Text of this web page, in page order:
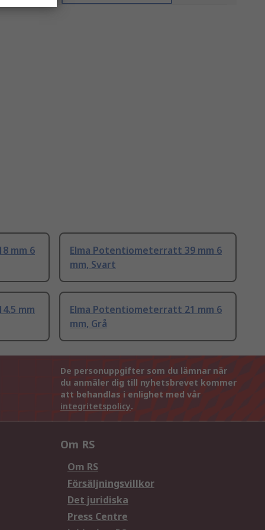
mm 6
Elma Potentiometerratt 39 mm 6
mm, Svart
mm
Elma Potentiometerratt 21 mm 6
mm, Grå
De personuppgifter som du lämnar när
du anmäler dig till nyhetsbrevet kommer
att behandlas i enlighet med vår
integritetspolicy.
Om RS
Om RS
Försäljningsvillkor
Det juridiska
Press Centre